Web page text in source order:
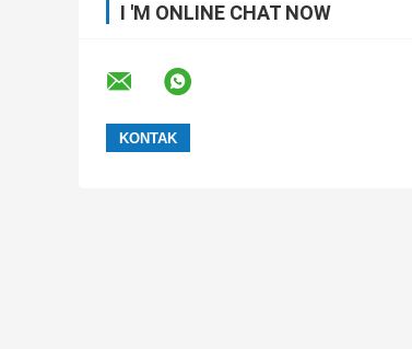
I 'M ONLINE CHAT NOW